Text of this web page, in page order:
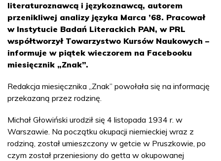
literaturoznawcą i językoznawcą, autorem
przenikliwej analizy języka Marca ’68. Pracował
w Instytucie Badań Literackich PAN, w PRL
współtworzył Towarzystwo Kursów Naukowych –
informuje w piątek wieczorem na Facebooku
miesięcznik „Znak”.
Redakcja miesięcznika „Znak” powołała się na informację
przekazaną przez rodzinę.
Michał Głowiński urodził się 4 listopada 1934 r. w
Warszawie. Na początku okupacji niemieckiej wraz z
rodziną, został umieszczony w getcie w Pruszkowie, po
czym został przeniesiony do getta w okupowanej